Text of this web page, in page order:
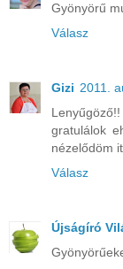
Gyönyörű
Válasz
Gizi 2011.
gratulálok
nézelődöm
Válasz
Újságíró